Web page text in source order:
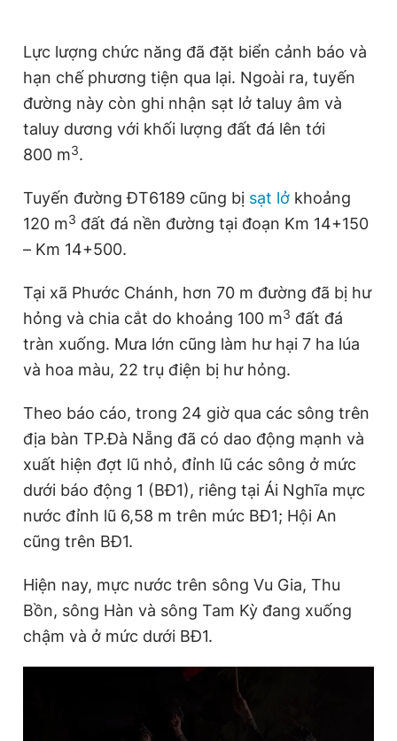
Lực lượng chức năng đã đặt biển cảnh báo và
hạn chế phương tiện qua lại. Ngoài ra, tuyến
đường này còn ghi nhận sạt lở taluy âm và
taluy dương với khối lượng đất đá lên tới
800 m3.
Tuyến đường ĐT6189 cũng bị sạt lở khoảng
120 m3 đất đá nền đường tại đoạn Km 14+150
– Km 14+500.
Tại xã Phước Chánh, hơn 70 m đường đã bị hư
hỏng và chia cắt do khoảng 100 m3 đất đá
tràn xuống. Mưa lớn cũng làm hư hại 7 ha lúa
và hoa màu, 22 trụ điện bị hư hỏng.
Theo báo cáo, trong 24 giờ qua các sông trên
địa bàn TP.Đà Nẵng đã có dao động mạnh và
xuất hiện đợt lũ nhỏ, đỉnh lũ các sông ở mức
dưới báo động 1 (BĐ1), riêng tại Ái Nghĩa mực
nước đỉnh lũ 6,58 m trên mức BĐ1; Hội An
cũng trên BĐ1.
Hiện nay, mực nước trên sông Vu Gia, Thu
Bồn, sông Hàn và sông Tam Kỳ đang xuống
chậm và ở mức dưới BĐ1.